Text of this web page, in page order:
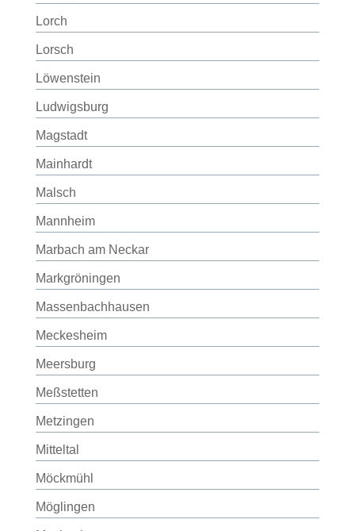
Lorch
Lorsch
Löwenstein
Ludwigsburg
Magstadt
Mainhardt
Malsch
Mannheim
Marbach am Neckar
Markgröningen
Massenbachhausen
Meckesheim
Meersburg
Meßstetten
Metzingen
Mitteltal
Möckmühl
Möglingen